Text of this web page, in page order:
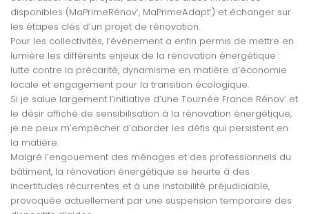
disponibles (MaPrimeRénov’, MaPrimeAdapt’) et échanger sur
les étapes clés d’un projet de rénovation.
Pour les collectivités, l’événement a enfin permis de mettre en
lumière les différents enjeux de la rénovation énergétique :
lutte contre la précarité, dynamisme en matière d’économie
locale et engagement pour la transition écologique.
Si je salue largement l’initiative d’une Tournée France Rénov’ et
le désir affiché de sensibilisation à la rénovation énergétique,
je ne peux m’empêcher d’aborder les défis qui persistent en
la matière.
Malgré l’engouement des ménages et des professionnels du
bâtiment, la rénovation énergétique se heurte à des
incertitudes récurrentes et à une instabilité préjudiciable,
provoquée actuellement par une suspension temporaire des